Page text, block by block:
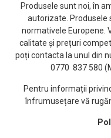
Produsele sunt noi, în
autorizate. Produsele
normativele Europene.
calitate și prețuri
poți contacta la unul din
0770 837 580
Pentru informații
înfrumusețare vă